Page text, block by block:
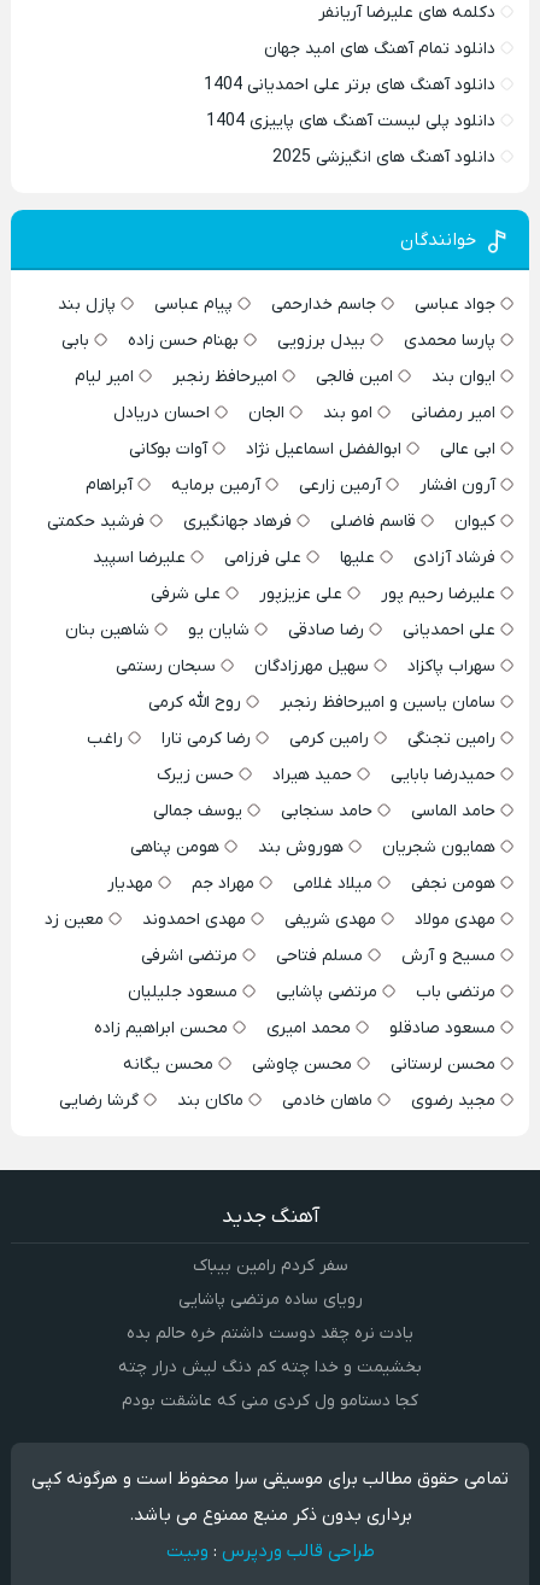
دکلمه های علیرضا آریانفر
دانلود تمام آهنگ های امید جهان
دانلود آهنگ های برتر علی احمدیانی 1404
دانلود پلی لیست آهنگ های پاییزی 1404
دانلود آهنگ های انگیزشی 2025
خوانندگان
جواد عباسی جاسم خدارحمی پیام عباسی
پازل بند
پارسا محمدی
بیدل برزویی بهنام حسن زاده
بابی
ایوان بند
امین فالجی امیرحافظ رنجبر
امیر لیام
امیر رمضانی
امو بند الجان
احسان دریادل
ابی عالی
ابوالفضل اسماعیل نژاد
آوات بوکانی
آرون افشار
آرمین زارعی آرمین برمایه
آبراهام
کیوان
قاسم فاضلی فرهاد جهانگیری
فرشید حکمتی
فرشاد آزادی
علیها علی فرزامی
علیرضا اسپید
علیرضا رحیم پور
علی عزیزپور
علی شرفی
علی احمدیانی
رضا صادقی شایان یو
شاهین بنان
سهراب پاکزاد
سهیل مهرزادگان
سبحان رستمی
سامان یاسین و امیرحافظ رنجبر
روح الله کرمی
رامین تجنگی
رامین کرمی رضا کرمی تارا
راغب
حمیدرضا بابایی
حمید هیراد
حسن زیرک
حامد الماسی
حامد سنجابی
یوسف جمالی
همایون شجریان
هوروش بند
هومن پناهی
هومن نجفی
میلاد غلامی مهراد جم
مهدیار
مهدی مولاد
مهدی شریفی مهدی احمدوند
معین زد
مسیح و آرش
مسلم فتاحی
مرتضی اشرفی
مرتضی باب
مرتضی پاشایی
مسعود جلیلیان
مسعود صادقلو
محمد امیری
محسن ابراهیم زاده
محسن لرستانی
محسن چاوشی
محسن یگانه
مجید رضوی
ماهان خادمی ماکان بند گرشا رضایی
آهنگ جدید
سفر کردم رامین بیباک
رویای ساده مرتضی پاشایی
یادت نره چقد دوست داشتم خره حالم بده
بخشیمت و خدا چته کم دنگ لیش درار چته
کجا دستامو ول کردی منی که عاشقت بودم
تمامی حقوق مطالب برای موسیقی سرا محفوظ است و هرگونه کپی
برداری بدون ذکر منبع ممنوع می باشد.
طراحی قالب وردپرس : وبیت